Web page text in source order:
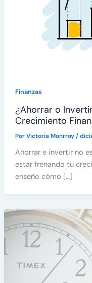
Finanzas
¿Ahorrar o
Crecimiento
PorVictoria Monrroy/
Ahorrar e invertir no
estar frenando tu
enseño cómo […]